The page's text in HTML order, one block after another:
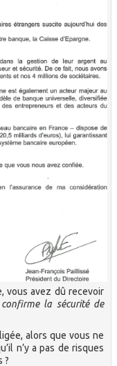
vous avez dû recevoir
la sécurité de
alors que vous ne
n’y a pas de risques
?